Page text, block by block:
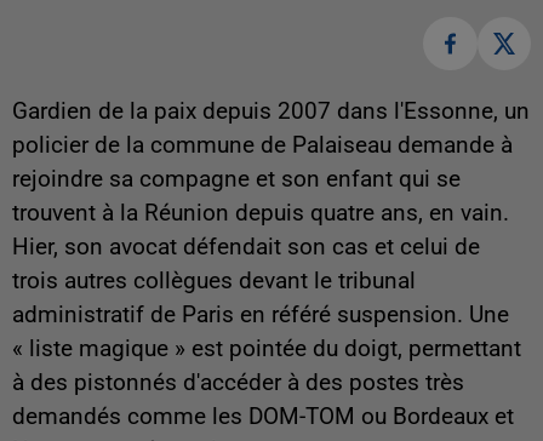
Gardien de la paix depuis 2007 dans l'Essonne, un
policier de la commune de Palaiseau demande à
rejoindre sa compagne et son enfant qui se
trouvent à la Réunion depuis quatre ans, en vain.
Hier, son avocat défendait son cas et celui de
trois autres collègues devant le tribunal
administratif de Paris en référé suspension. Une
« liste magique » est pointée du doigt, permettant
à des pistonnés d'accéder à des postes très
demandés comme les DOM-TOM ou Bordeaux et